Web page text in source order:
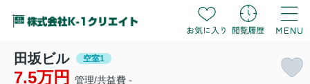
田坂ビル 空室1
7.5万円 管理/共益費 -